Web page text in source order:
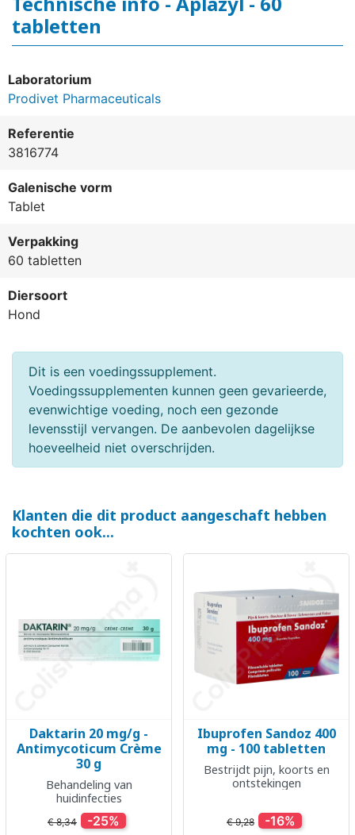
tabletten
Laboratorium
Prodivet Pharmaceuticals
Referentie
3816774
Galenische vorm
Tablet
Verpakking
60 tabletten
Diersoort
Hond
Dit is een voedingssupplement.
Voedingssupplementen kunnen geen gevarieerde,
evenwichtige voeding, noch een gezonde
levensstijl vervangen. De aanbevolen dagelijkse
hoeveelheid niet overschrijden.
Klanten die dit product aangeschaft hebben
kochten ook...
Daktarin 20 mg/g -
Antimycoticum Crème
30 g
Behandeling van
huidinfecties
€ 8,34 -25%
Ibuprofen Sandoz 400
mg - 100 tabletten
Bestrijdt pijn, koorts en
ontstekingen
€ 9,28 -16%